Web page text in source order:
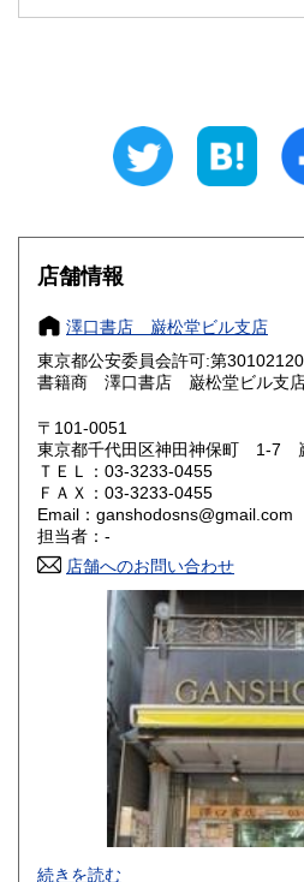
430円
大阪府
奈良県 430円
鳥取県 430円
岡山県
山口県 430円
香川県 430円
高知県 430円
430円
430円
430円
430円
店舗情報
澤口書店 巌松堂ビル支店
東京都公安委員会許可:第
書籍商 澤口書店 巌松堂ビル支
〒101-0051
東京都千代田区神田神保町 1-7
ＴＥＬ：03-3233-0455
ＦＡＸ：03-3233-0455
Email：ganshodosns@gmail.com
担当者：-
店舗へのお問い合わせ
続きを読む